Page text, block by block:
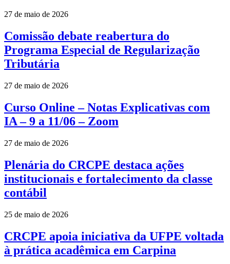
27 de maio de 2026
Comissão debate reabertura do
Programa Especial de Regularização
Tributária
27 de maio de 2026
Curso Online – Notas Explicativas com
IA – 9 a 11/06 – Zoom
27 de maio de 2026
Plenária do CRCPE destaca ações
institucionais e fortalecimento da classe
contábil
25 de maio de 2026
CRCPE apoia iniciativa da UFPE voltada
à prática acadêmica em Carpina